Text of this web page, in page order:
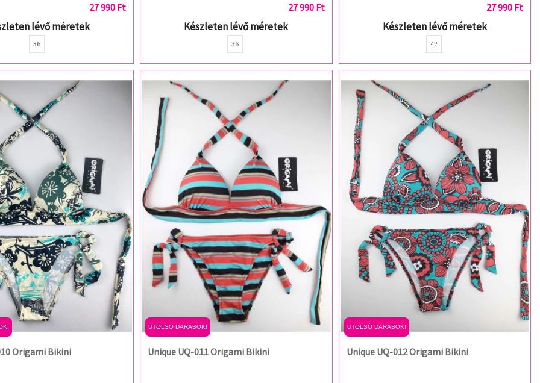
27 990 Ft
lévő méretek
36
27 990 Ft
Készleten lévő méretek
36
27 990 Ft
Készleten lévő méretek
42
Origami Bikini
UTOLSÓ DARABOK!
Unique UQ-011 Origami Bikini
UTOLSÓ DARABOK!
Unique UQ-012 Origami Bikini